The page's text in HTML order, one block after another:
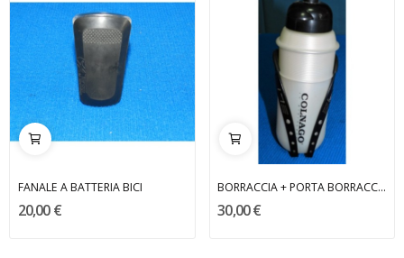
FANALE A BATTERIA BICI
20,00 €
BORRACCIA + PORTA BORRACCIA COLNAGO
30,00 €